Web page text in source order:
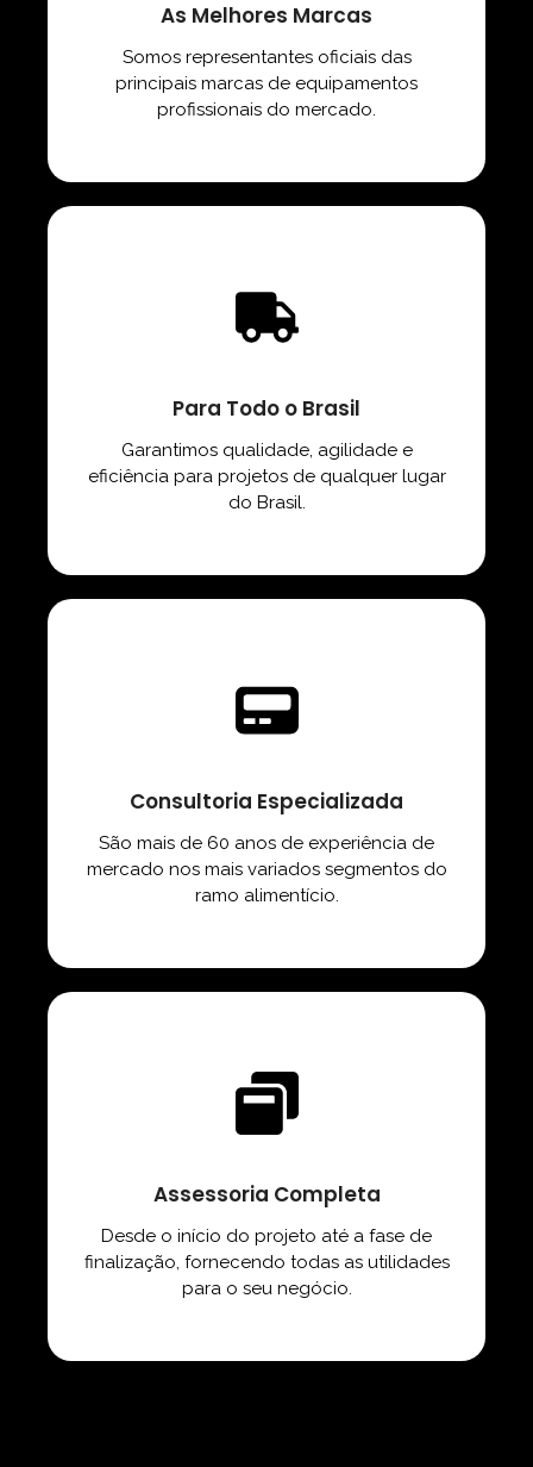
As Melhores Marcas
Somos representantes oficiais das
principais marcas de equipamentos
profissionais do mercado.
Para Todo o Brasil
Garantimos qualidade, agilidade e
eficiência para projetos de qualquer lugar
do Brasil.
Consultoria Especializada
São mais de 60 anos de experiência de
mercado nos mais variados segmentos do
ramo alimentício.
Assessoria Completa
Desde o início do projeto até a fase de
finalização, fornecendo todas as utilidades
para o seu negócio.